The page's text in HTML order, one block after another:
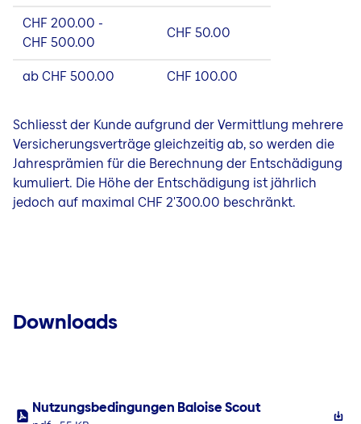
CHF 200.00 -
CHF 500.00
CHF 50.00
ab CHF 500.00 CHF 100.00
Schliesst der Kunde aufgrund der Vermittlung mehrere
Versicherungsverträge gleichzeitig ab, so werden die
Jahresprämien für die Berechnung der Entschädigung
kumuliert. Die Höhe der Entschädigung ist jährlich
jedoch auf maximal CHF 2'300.00 beschränkt.
Downloads
Nutzungsbedingungen Baloise Scout